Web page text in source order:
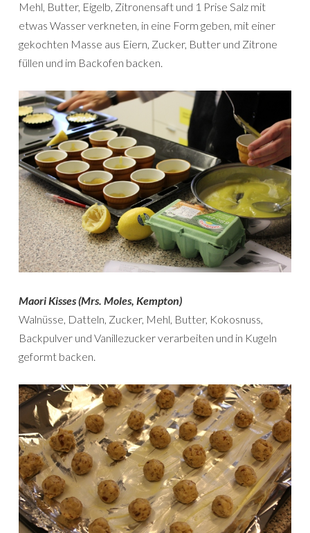
Mehl, Butter, Eigelb, Zitronensaft und 1 Prise Salz mit
etwas Wasser verkneten, in eine Form geben, mit einer
gekochten Masse aus Eiern, Zucker, Butter und Zitrone
füllen und im Backofen backen.
Maori Kisses (Mrs. Moles, Kempton)
Walnüsse, Datteln, Zucker, Mehl, Butter, Kokosnuss,
Backpulver und Vanillezucker verarbeiten und in Kugeln
geformt backen.